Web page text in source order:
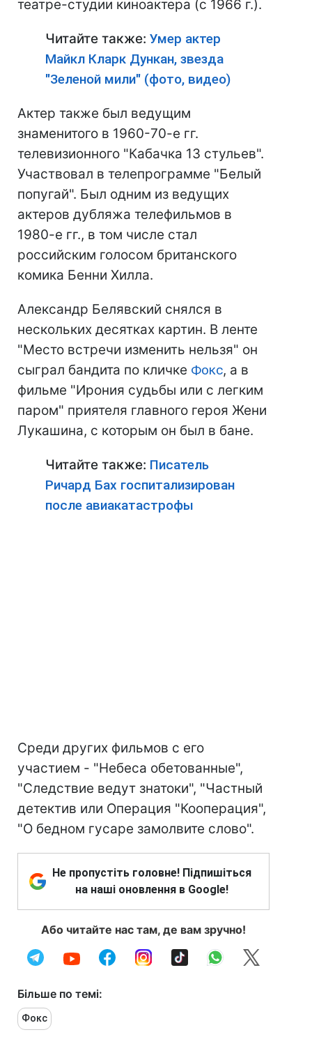
театре-студии киноактера (с 1966 г.).
Читайте также: Умер актер
Майкл Кларк Дункан, звезда
"Зеленой мили" (фото, видео)
Актер также был ведущим
знаменитого в 1960-70-е гг.
телевизионного "Кабачка 13 стульев".
Участвовал в телепрограмме "Белый
попугай". Был одним из ведущих
актеров дубляжа телефильмов в
1980-е гг., в том числе стал
российским голосом британского
комика Бенни Хилла.
Александр Белявский снялся в
нескольких десятках картин. В ленте
"Место встречи изменить нельзя" он
сыграл бандита по кличке Фокс, а в
фильме "Ирония судьбы или с легким
паром" приятеля главного героя Жени
Лукашина, с которым он был в бане.
Читайте также: Писатель
Ричард Бах госпитализирован
после авиакатастрофы
Среди других фильмов с его
участием - "Небеса обетованные",
"Следствие ведут знатоки", "Частный
детектив или Операция "Кооперация",
"О бедном гусаре замолвите слово".
Не пропустіть головне! Підпишіться
на наші оновлення в Google!
Або читайте нас там, де вам зручно!
Більше по темі:
Фокс